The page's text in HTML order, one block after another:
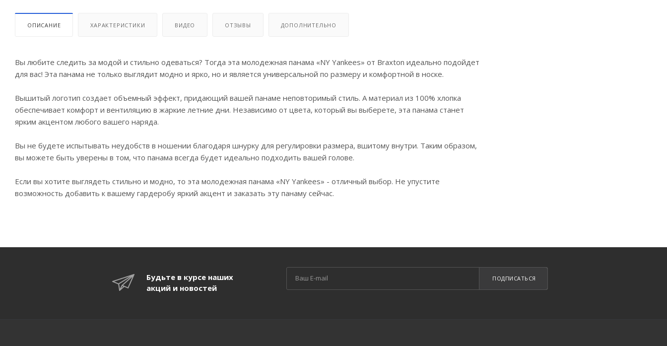
ОПИСАНИЕ ХАРАКТЕРИСТИКИ ВИДЕО ОТЗЫВЫ ДОПОЛНИТЕЛЬНО
Вы любите следить за модой и стильно одеваться? Тогда эта молодежная панама «NY Yankees» от Braxton идеально подойдет
для вас! Эта панама не только выглядит модно и ярко, но и является универсальной по размеру и комфортной в носке.
Вышитый логотип создает объемный эффект, придающий вашей панаме неповторимый стиль. А материал из 100% хлопка
обеспечивает комфорт и вентиляцию в жаркие летние дни. Независимо от цвета, который вы выберете, эта панама станет
ярким акцентом любого вашего наряда.
Вы не будете испытывать неудобств в ношении благодаря шнурку для регулировки размера, вшитому внутри. Таким образом,
вы можете быть уверены в том, что панама всегда будет идеально подходить вашей голове.
Если вы хотите выглядеть стильно и модно, то эта молодежная панама «NY Yankees» - отличный выбор. Не упустите
возможность добавить к вашему гардеробу яркий акцент и заказать эту панаму сейчас.
Будьте в курсе наших
акций и новостей
ПОДПИСАТЬСЯ